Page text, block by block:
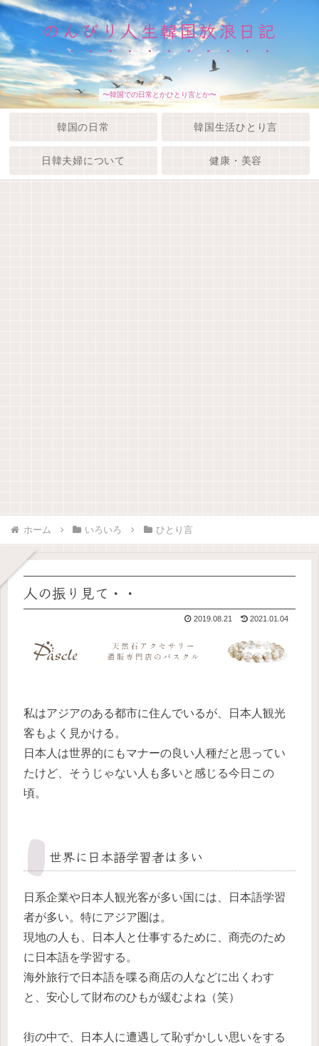
のんびり人生韓国放浪日記
〜韓国での日常とかひとり言とか〜
韓国の日常 韓国生活ひとり言
日韓夫婦について 健康・美容
ホーム いろいろ ひとり言
人の振り見て・・
2019.08.21 2021.01.04
私はアジアのある都市に住んでいるが、日本人観光
客もよく見かける。
日本人は世界的にもマナーの良い人種だと思ってい
たけど、そうじゃない人も多いと感じる今日この
頃。
世界に日本語学習者は多い
日系企業や日本人観光客が多い国には、日本語学習
者が多い。特にアジア圏は。
現地の人も、日本人と仕事するために、商売のため
に日本語を学習する。
海外旅行で日本語を喋る商店の人などに出くわす
と、安心して財布のひもが緩むよね（笑）
街の中で、日本人に遭遇して恥ずかしい思いをする